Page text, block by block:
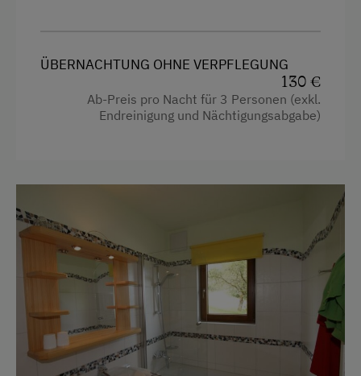
Haarföhn
Handtücher
Mikrowelle
Küche
Kühlschrank
Heizung
Kaffeemaschine
Seeblick
Toilette
ÜBERNACHTUNG OHNE VERPFLEGUNG
130 €
Ab-Preis pro Nacht für 3 Personen (exkl.
Endreinigung und Nächtigungsabgabe)